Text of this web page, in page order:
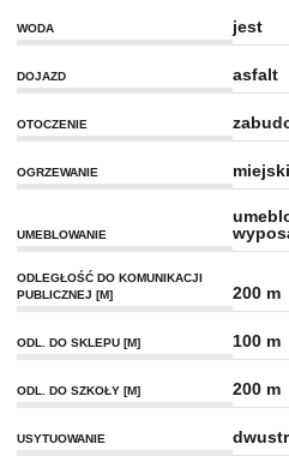
WODA jest
DOJAZD asfalt
OTOCZENIE
OGRZEWANIE
UMEBLOWANIE
ODLEGŁOŚĆ DO KOMUNIKACJI
PUBLICZNEJ [M]
200 m
ODL. DO SKLEPU [M] 100 m
ODL. DO SZKOŁY [M] 200 m
USYTUOWANIE